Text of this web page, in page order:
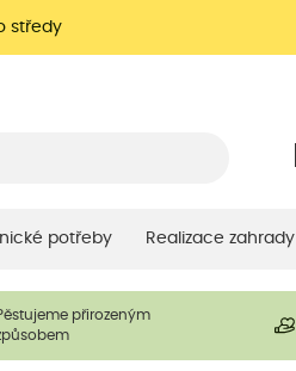
středy
potřeby Realizace zahrady
přirozeným